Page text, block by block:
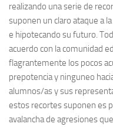
realizando una serie de
suponen un claro ataque a
e hipotecando su futuro.
acuerdo con la comunidad
flagrantemente los pocos
prepotencia y ninguneo
alumnos/as y sus
estos recortes suponen es
avalancha de agresiones